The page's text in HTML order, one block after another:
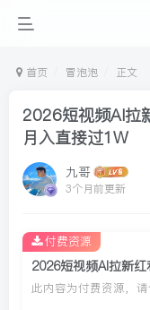
首页 冒泡泡 正文
2026短视频AI拉
月入直接过1W
九哥
3个月前更新
此内容为付费资源，
付费资源